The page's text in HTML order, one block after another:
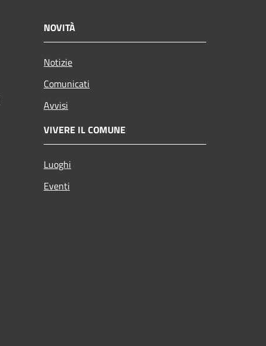
NOVITÀ
Notizie
Comunicati
Avvisi
VIVERE IL COMUNE
Luoghi
Eventi